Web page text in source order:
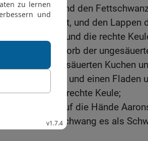
das Fett und den
Eingeweiden ist, und den Lappen
und ihr Fett und die rechte
aus dem Korb der
war, einen ungesäuerten Kuchen
Brotes und einen Fladen
und auf die rechte Keule;
das alles auf die Hände
Söhne und schwang es als